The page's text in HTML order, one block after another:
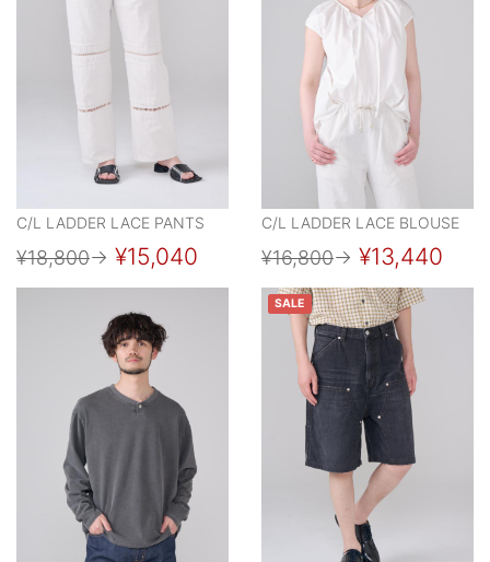
C/L LADDER LACE PANTS
¥18,800→ ¥15,040
C/L LADDER LACE BLOUSE
¥16,800→ ¥13,440
SALE